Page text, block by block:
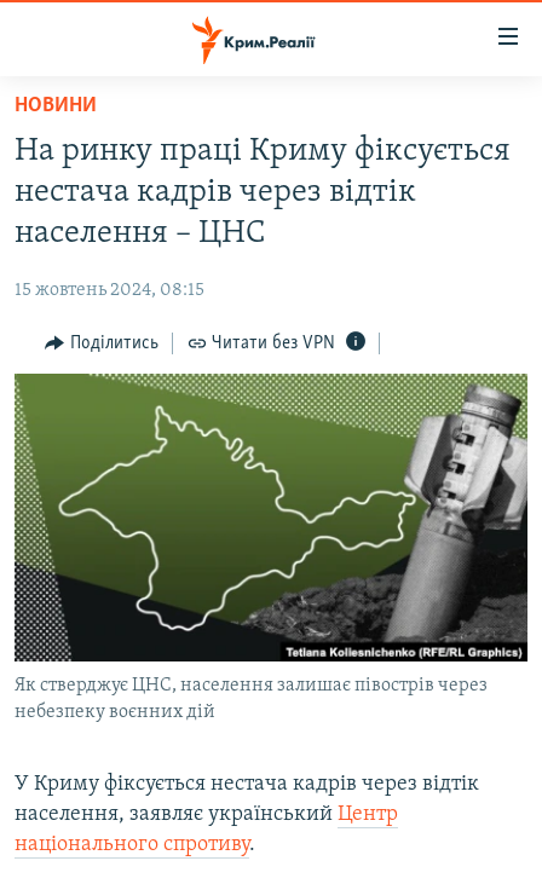
Перейти
основного
матеріалу
до
основної
Перейти
до
пошуку
ВОДА.КРИМ
БЛОГИ
ПОГЛЯД
ВСЕ ЗА ДЕНЬ
СПЕЦПРОЕКТИ
ДЕПОРТАЦІЯ
ВІДЕОУРОКИ «ELIFBE»
СВІДЧЕННЯ ОКУПАЦІЇ
УКРАЇНСЬКА ПРОБЛЕМА КРИМУ
ІНФОГРАФІКА
ЯК ОБІЙТИ БЛОКУВАННЯ
Русский
Qırımtatar
ДОЛУЧАЙСЯ!
Усі сайти RFE/RL
НОВИНИ
На ринку праці Криму фіксується
нестача кадрів через відтік
населення – ЦНС
15 жовтень 2024, 08:15
Поділитись Читати без VPN
Як стверджує ЦНС, населення залишає півострів через
небезпеку воєнних дій
У Криму фіксується нестача кадрів через відтік
населення, заявляє український Центр
національного спротиву.